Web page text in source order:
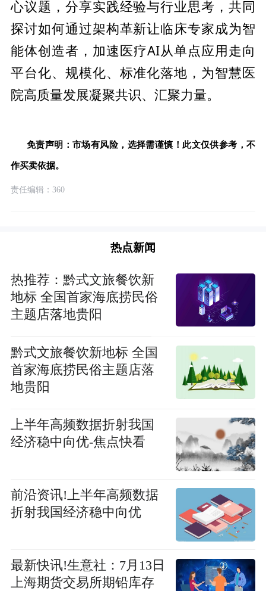
心议题，分享实践经验与行业思考，共同
探讨如何通过架构革新让临床专家成为智
能体创造者，加速医疗AI从单点应用走向
平台化、规模化、标准化落地，为智慧医
院高质量发展凝聚共识、汇聚力量。
免责声明：市场有风险，选择需谨慎！此文仅供参考，不
作买卖依据。
责任编辑：360
热点新闻
热推荐：黔式文旅餐饮新
地标 全国首家海底捞民俗
主题店落地贵阳
黔式文旅餐饮新地标 全国
首家海底捞民俗主题店落
地贵阳
上半年高频数据折射我国
经济稳中向优-焦点快看
前沿资讯!上半年高频数据
折射我国经济稳中向优
最新快讯!生意社：7月13日
上海期货交易所期铅库存